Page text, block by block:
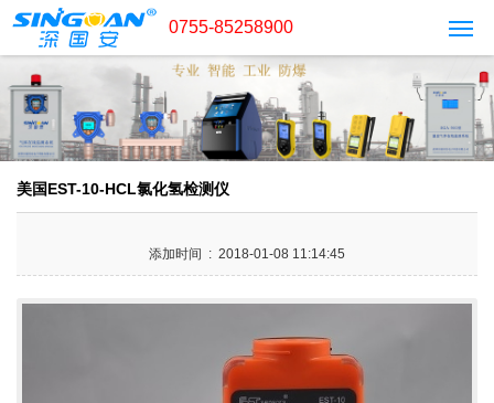
0755-85258900
美国EST-10-HCL氯化氢检测仪
添加时间 : 2018-01-08 11:14:45